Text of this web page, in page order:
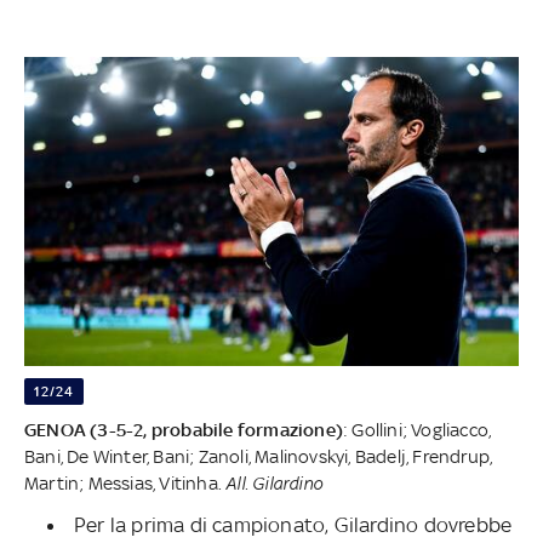
12/24
GENOA (3-5-2, probabile formazione): Gollini; Vogliacco,
Bani, De Winter, Bani; Zanoli, Malinovskyi, Badelj, Frendrup
Martin; Messias, Vitinha.All. Gilardino
Per la prima di campionato, Gilardino dovrebbe